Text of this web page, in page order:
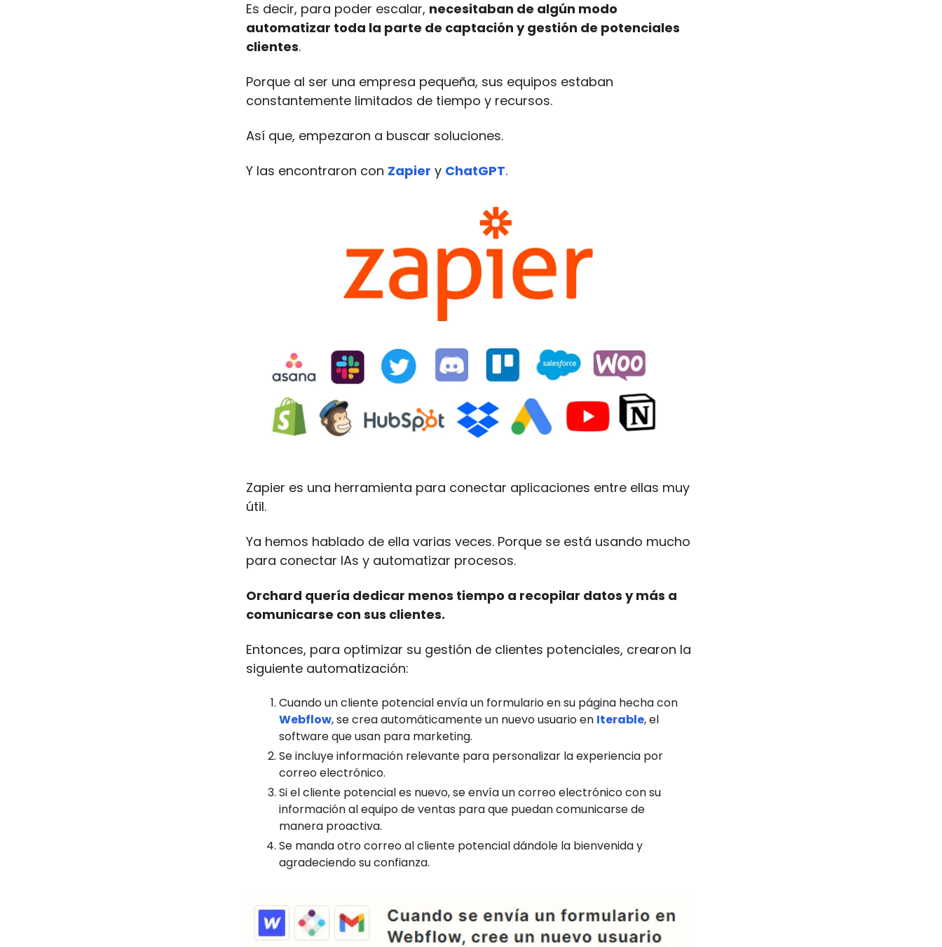
Es decir, para poder escalar, necesitaban de algún modo
automatizar toda la parte de captación y gestión de potenciales
clientes.
Porque al ser una empresa pequeña, sus equipos estaban
constantemente limitados de tiempo y recursos.
Así que, empezaron a buscar soluciones.
Y las encontraron con Zapier y ChatGPT.
Zapier es una herramienta para conectar aplicaciones entre ellas muy
útil.
Ya hemos hablado de ella varias veces. Porque se está usando mucho
para conectar IAs y automatizar procesos.
Orchard quería dedicar menos tiempo a recopilar datos y más a
comunicarse con sus clientes.
Entonces, para optimizar su gestión de clientes potenciales, crearon la
siguiente automatización:
Cuando un cliente potencial envía un formulario en su página hecha con
Webflow, se crea automáticamente un nuevo usuario en Iterable, el
software que usan para marketing.
Se incluye información relevante para personalizar la experiencia por
correo electrónico.
Si el cliente potencial es nuevo, se envía un correo electrónico con su
información al equipo de ventas para que puedan comunicarse de
manera proactiva.
Se manda otro correo al cliente potencial dándole la bienvenida y
agradeciendo su confianza.